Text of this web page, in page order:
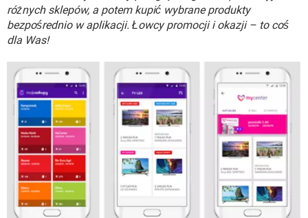
WINDOWS 10
różnych sklepów, a potem kupić wybrane produkty
bezpośrednio w aplikacji. Łowcy promocji i okazji – to coś
dla Was!